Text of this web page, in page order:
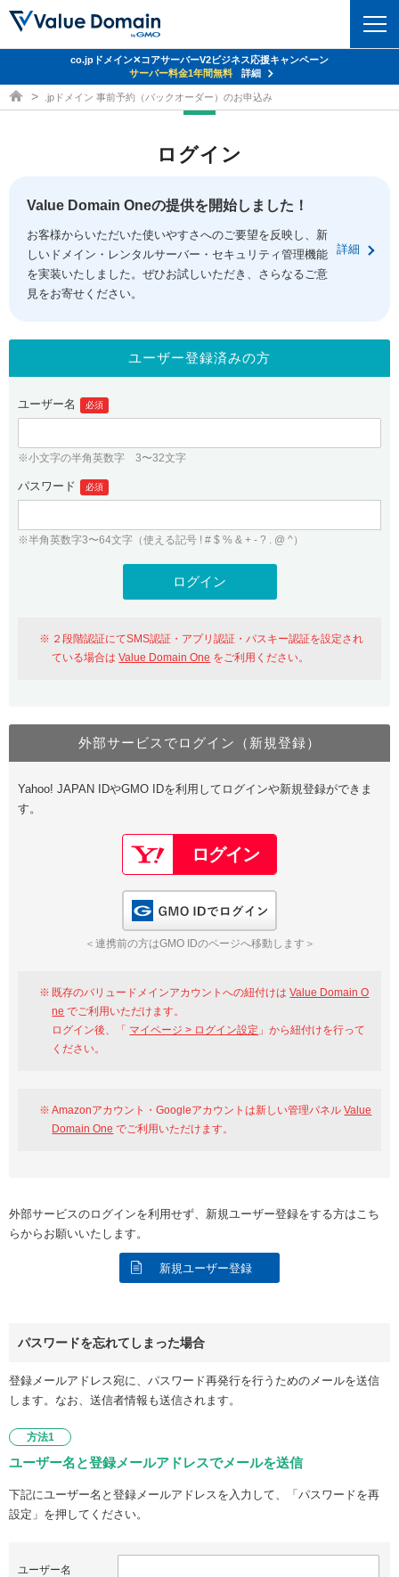
ドメイントップ
ドメイン移管
ドメイン価格一覧
ドメイン一括検索
.jpドメインオークション
gTLDオークション NEW!
.jpドメインバックオーダー
プレミアムドメイン
人気ドメインの種類
WHOIS検索
コアサーバー
バリューサーバー
XREA
セキュリティトップ
Value Domain ネットde診断
SSL証明書
サービストップ
お得意様割引
紹介制度
バリュードメインAPI
ドメイン・ホスティングOEM
facebook
ログイン
従来のバリュードメインをご利用希望の方
Value Domainにログイン
おすすめ One レンタルサーバーを含む最新の機能を使う方
Value Domain Oneにログイン
Google
GMO ID Amazon
※AmazonはValue Domain Oneのログイン画面へ遷移します
ユーザー登録
Value Domain Oneアカウント作成
以下でも登録可能
Google Yahoo!
GMO ID
co.jpドメイン✕コアサーバーV2ビジネス応援キャンペーン
サーバー料金1年間無料
詳細
ドメイン取得ならバリュードメイン
.jpドメイン 事前予約（バックオーダー）のお申込み
ログイン
Value Domain Oneの提供を開始しました！
お客様からいただいた使いやすさへのご要望を反映し、新
しいドメイン・レンタルサーバー・セキュリティ管理機能
を実装いたしました。ぜひお試しいただき、さらなるご意
見をお寄せください。
詳細
ユーザー登録済みの方
ユーザー名 必須
※小文字の半角英数字 3〜32文字
パスワード 必須
※半角英数字3〜64文字（使える記号 ! # $ % & + - ? . @ ^）
２段階認証にてSMS認証・アプリ認証・パスキー認証を設定され
ている場合はValue Domain One をご利用ください。
外部サービスでログイン（新規登録）
Yahoo! JAPAN IDやGMO IDを利用してログインや新規登録ができま
す。
＜連携前の方はGMO IDのページへ移動します＞
既存のバリュードメインアカウントへの紐付けはValue Domain O
ne でご利用いただけます。
ログイン後、「 マイページ > ログイン設定 」から紐付けを行って
ください。
Amazonアカウント・Googleアカウントは新しい管理パネルValue
Domain One でご利用いただけます。
外部サービスのログインを利用せず、新規ユーザー登録をする方はこち
らからお願いいたします。
新規ユーザー登録
パスワードを忘れてしまった場合
登録メールアドレス宛に、パスワード再発行を行うためのメールを送信
します。なお、送信者情報も送信されます。
方法1
ユーザー名と登録メールアドレスでメールを送信
下記にユーザー名と登録メールアドレスを入力して、「パスワードを再
設定」を押してください。
ユーザー名